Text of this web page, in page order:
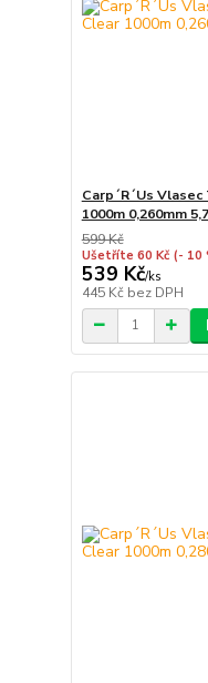
Carp´R´Us
1000m 0,260mm
599 Kč
Ušetříte 60 Kč (- 10
539 Kč/ks
445 Kč bez DPH